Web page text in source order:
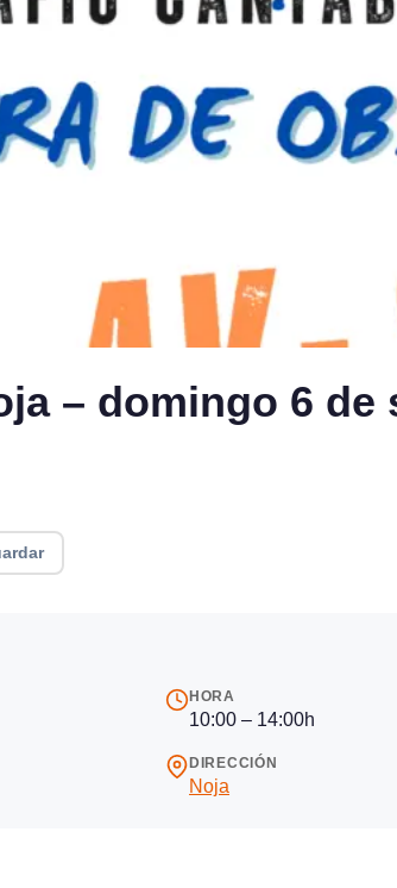
– domingo 6 de
HORA
10:00 – 14:00h
DIRECCIÓN
Noja